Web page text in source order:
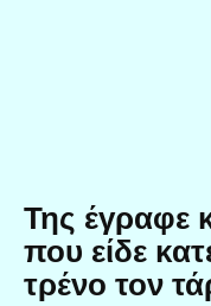
Της έγραφε
που είδε
τρένο τον